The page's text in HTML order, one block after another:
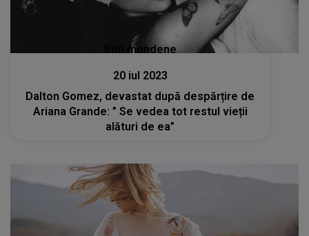
Stiri mondene
20 iul 2023
Dalton Gomez, devastat după despărțire de
Ariana Grande: ” Se vedea tot restul vieții
alături de ea”